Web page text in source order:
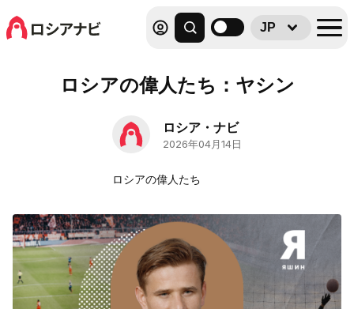
JP
ロシアの偉人たち：ヤシン
ロシア・ナビ
2026年04月14日
ロシアの偉人たち